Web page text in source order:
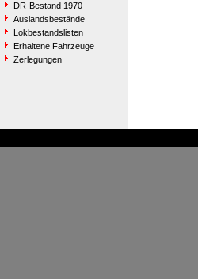
DR-Bestand 1970
Auslandsbestände
Lokbestandslisten
Erhaltene Fahrzeuge
Zerlegungen